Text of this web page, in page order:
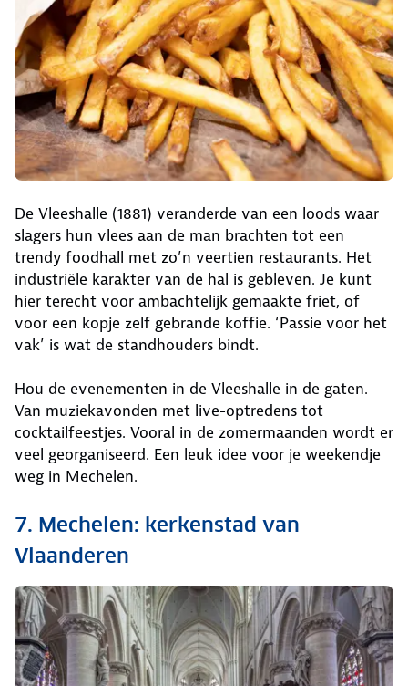
De Vleeshalle (1881) veranderde van een loods waar
slagers hun vlees aan de man brachten tot een
trendy foodhall met zo’n veertien restaurants. Het
industriële karakter van de hal is gebleven. Je kunt
hier terecht voor ambachtelijk gemaakte friet, of
voor een kopje zelf gebrande koffie. ‘Passie voor het
vak’ is wat de standhouders bindt.
Hou de evenementen in de Vleeshalle in de gaten.
Van muziekavonden met live-optredens tot
cocktailfeestjes. Vooral in de zomermaanden wordt er
veel georganiseerd. Een leuk idee voor je weekendje
weg in Mechelen.
7. Mechelen: kerkenstad van
Vlaanderen